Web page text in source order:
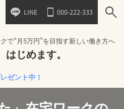
LINE 000-222-333
で“月5万円”を目指す新しい働き方へ
じめます。
中！